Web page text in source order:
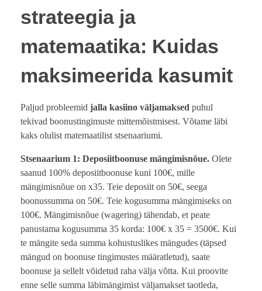
strateegia ja
matemaatika: Kuidas
maksimeerida kasumit
Paljud probleemid jalla kasiino väljamaksed puhul
tekivad boonustingimuste mittemõistmisest. Võtame läbi
kaks olulist matemaatilist stsenaariumi.
Stsenaarium 1: Deposiitboonuse mängimisnõue. Olete
saanud 100% deposiitboonuse kuni 100€, mille
mängimisnõue on x35. Teie deposiit on 50€, seega
boonussumma on 50€. Teie kogusumma mängimiseks on
100€. Mängimisnõue (wagering) tähendab, et peate
panustama kogusumma 35 korda: 100€ x 35 = 3500€. Kui
te mängite seda summa kohustuslikes mängudes (täpsed
mängud on boonuse tingimustes määratletud), saate
boonuse ja sellelt võidetud raha välja võtta. Kui proovite
enne selle summa läbimängimist väljamakset taotleda,